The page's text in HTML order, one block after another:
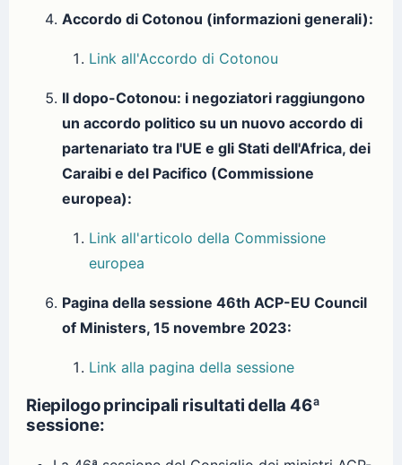
Accordo di Cotonou (informazioni generali):
Link all'Accordo di Cotonou
Il dopo-Cotonou: i negoziatori raggiungono
un accordo politico su un nuovo accordo di
partenariato tra l'UE e gli Stati dell'Africa, dei
Caraibi e del Pacifico (Commissione
europea):
Link all'articolo della Commissione
europea
Pagina della sessione 46th ACP-EU Council
of Ministers, 15 novembre 2023:
Link alla pagina della sessione
Riepilogo principali risultati della 46ª
sessione: